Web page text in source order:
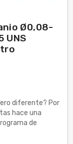
Ø0,08-
UNS
diferente? Por
hace una
de